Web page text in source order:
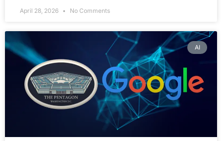
April 28, 2026 No Comments
AI